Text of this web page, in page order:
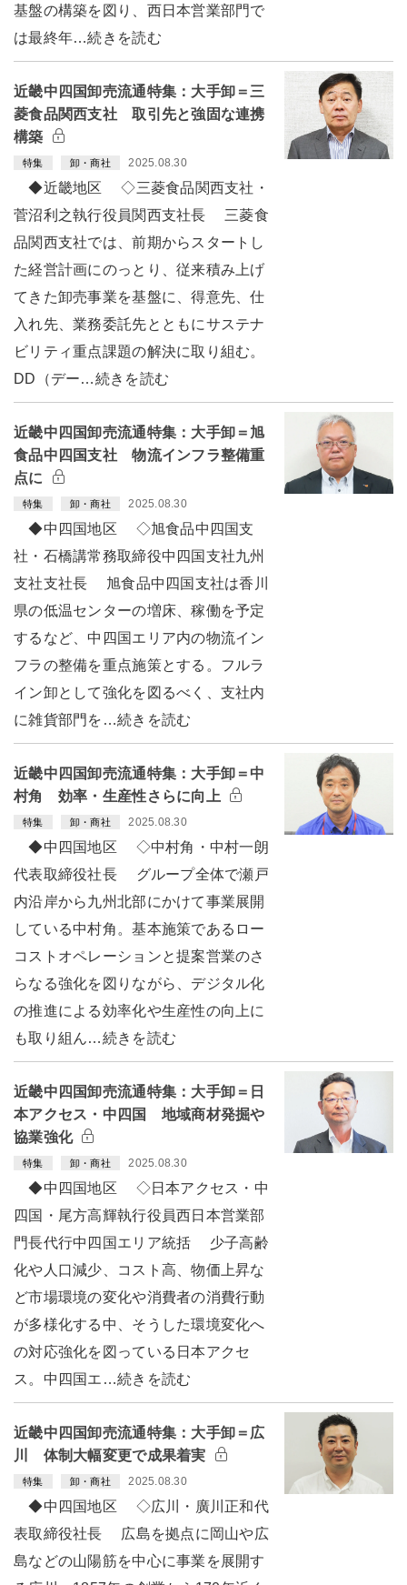
基盤の構築を図り、西日本営業部門で
は最終年…続きを読む
近畿中四国卸売流通特集：大手卸＝三
菱食品関西支社 取引先と強固な連携
構築
特集 卸・商社 2025.08.30
◆近畿地区 ◇三菱食品関西支社・
菅沼利之執行役員関西支社長 三菱食
品関西支社では、前期からスタートし
た経営計画にのっとり、従来積み上げ
てきた卸売事業を基盤に、得意先、仕
入れ先、業務委託先とともにサステナ
ビリティ重点課題の解決に取り組む。
DD（デー…続きを読む
近畿中四国卸売流通特集：大手卸＝旭
食品中四国支社 物流インフラ整備重
点に
特集 卸・商社 2025.08.30
◆中四国地区 ◇旭食品中四国支
社・石橋講常務取締役中四国支社九州
支社支社長 旭食品中四国支社は香川
県の低温センターの増床、稼働を予定
するなど、中四国エリア内の物流イン
フラの整備を重点施策とする。フルラ
イン卸として強化を図るべく、支社内
に雑貨部門を…続きを読む
近畿中四国卸売流通特集：大手卸＝中
村角 効率・生産性さらに向上
特集 卸・商社 2025.08.30
◆中四国地区 ◇中村角・中村一朗
代表取締役社長 グループ全体で瀬戸
内沿岸から九州北部にかけて事業展開
している中村角。基本施策であるロー
コストオペレーションと提案営業のさ
らなる強化を図りながら、デジタル化
の推進による効率化や生産性の向上に
も取り組ん…続きを読む
近畿中四国卸売流通特集：大手卸＝日
本アクセス・中四国 地域商材発掘や
協業強化
特集 卸・商社 2025.08.30
◆中四国地区 ◇日本アクセス・中
四国・尾方高輝執行役員西日本営業部
門長代行中四国エリア統括 少子高齢
化や人口減少、コスト高、物価上昇な
ど市場環境の変化や消費者の消費行動
が多様化する中、そうした環境変化へ
の対応強化を図っている日本アクセ
ス。中四国エ…続きを読む
近畿中四国卸売流通特集：大手卸＝広
川 体制大幅変更で成果着実
特集 卸・商社 2025.08.30
◆中四国地区 ◇広川・廣川正和代
表取締役社長 広島を拠点に岡山や広
島などの山陽筋を中心に事業を展開す